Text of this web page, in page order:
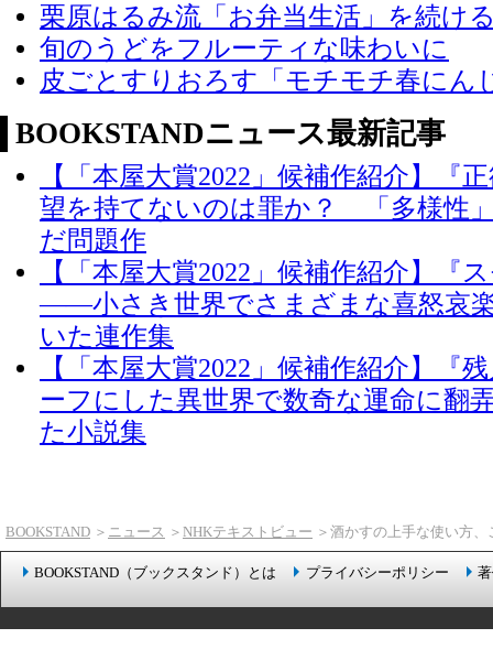
栗原はるみ流「お弁当生活」を続け
旬のうどをフルーティな味わいに
皮ごとすりおろす「モチモチ春にん
BOOKSTANDニュース最新記事
【「本屋大賞2022」候補作紹介】
望を持てないのは罪か？ 「多様性
だ問題作
【「本屋大賞2022」候補作紹介】『
――小さき世界でさまざまな喜怒哀
いた連作集
【「本屋大賞2022」候補作紹介】
ーフにした異世界で数奇な運命に翻
た小説集
BOOKSTAND ＞ ニュース ＞ NHKテキストビュー ＞酒かすの上手な使い方
BOOKSTAND（ブックスタンド）とは プライバシーポリシー